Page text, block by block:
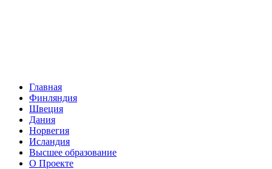
Главная
Финляндия
Швеция
Дания
Норвегия
Исландия
Высшее образование
О Проекте